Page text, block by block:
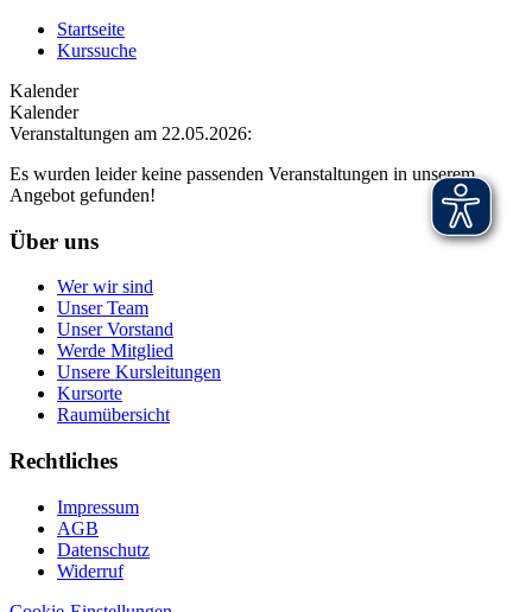
Startseite
Kurssuche
Kalender
Kalender
Veranstaltungen am 22.05.2026:
Es wurden leider keine passenden Veranstaltungen in unserem
Angebot gefunden!
Über uns
Wer wir sind
Unser Team
Unser Vorstand
Werde Mitglied
Unsere Kursleitungen
Kursorte
Raumübersicht
Rechtliches
Impressum
AGB
Datenschutz
Widerruf